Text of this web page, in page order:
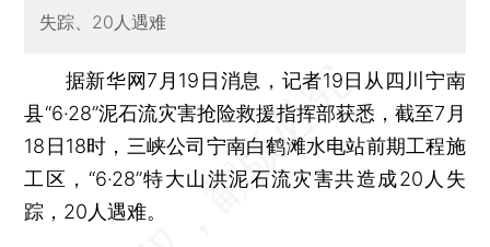
失踪、20人遇难
据新华网7月19日消息，记者19日从四川宁南
县“6·28”泥石流灾害抢险救援指挥部获悉，截至7月
18日18时，三峡公司宁南白鹤滩水电站前期工程施
工区，“6·28”特大山洪泥石流灾害共造成20人失
踪，20人遇难。